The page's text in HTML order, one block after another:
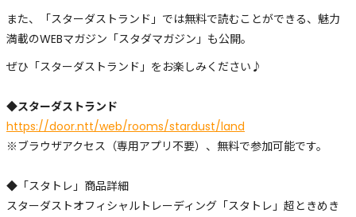
また、「スターダストランド」では無料で読むことができる、魅力
満載のWEBマガジン「スタダマガジン」も公開。
ぜひ「スターダストランド」をお楽しみください♪
◆スターダストランド
https://door.ntt/web/rooms/stardust/land
※ブラウザアクセス（専用アプリ不要）、無料で参加可能です。
◆「スタトレ」商品詳細
スターダストオフィシャルトレーディング「スタトレ」超ときめき